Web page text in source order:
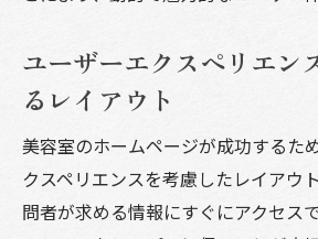
デザイン
顧客レビューを活用したブ
コンテンツ戦略で美容室
SEOとコンテンツの融合
ユーザーエクスペリエン
るレイアウト
美容室のホームページが成功するた
クスペリエンスを考慮したレイアウ
問者が求める情報にすぐにアクセス